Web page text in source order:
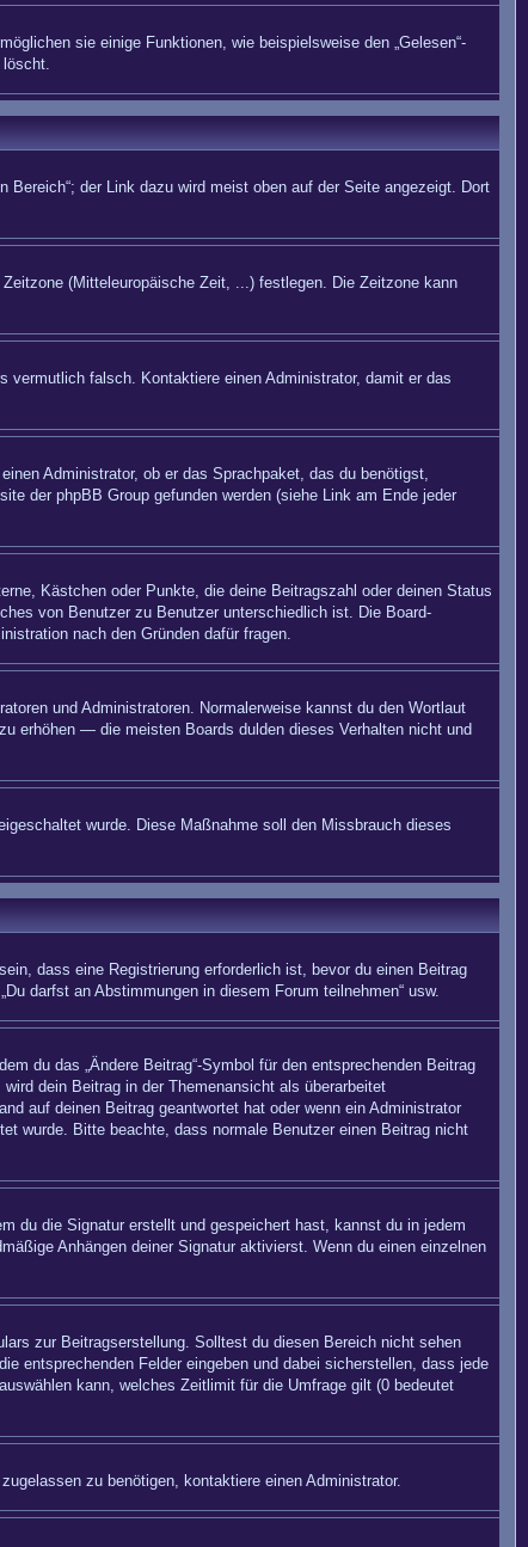
sie einige Funktionen, wie beispielsweise den „Gelesen“-
löscht.
der Link dazu wird meist oben auf der Seite angezeigt. Dort
(Mitteleuropäische Zeit, ...) festlegen. Die Zeitzone kann
falsch. Kontaktiere einen Administrator, damit er das
Administrator, ob er das Sprachpaket, das du benötigst,
der phpBB Group gefunden werden (siehe Link am Ende jeder
Kästchen oder Punkte, die deine Beitragszahl oder deinen Status
von Benutzer zu Benutzer unterschiedlich ist. Die Board-
nach den Gründen dafür fragen.
und Administratoren. Normalerweise kannst du den Wortlaut
erhöhen — die meisten Boards dulden dieses Verhalten nicht und
wurde. Diese Maßnahme soll den Missbrauch dieses
dass eine Registrierung erforderlich ist, bevor du einen Beitrag
darfst an Abstimmungen in diesem Forum teilnehmen“ usw.
du das „Ändere Beitrag“-Symbol für den entsprechenden Beitrag
dein Beitrag in der Themenansicht als überarbeitet
auf deinen Beitrag geantwortet hat oder wenn ein Administrator
wurde. Bitte beachte, dass normale Benutzer einen Beitrag nicht
du die Signatur erstellt und gespeichert hast, kannst du in jedem
Anhängen deiner Signatur aktivierst. Wenn du einen einzelnen
zur Beitragserstellung. Solltest du diesen Bereich nicht sehen
entsprechenden Felder eingeben und dabei sicherstellen, dass jede
kann, welches Zeitlimit für die Umfrage gilt (0 bedeutet
zu benötigen, kontaktiere einen Administrator.